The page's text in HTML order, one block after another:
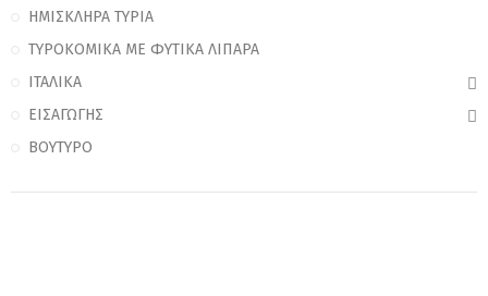
ΗΜΙΣΚΛΗΡΑ ΤΥΡΙΑ
ΤΥΡΟΚΟΜΙΚΑ ΜΕ ΦΥΤΙΚΑ ΛΙΠΑΡΑ
ΙΤΑΛΙKA
ΕΙΣΑΓΩΓΗΣ
ΒΟΥΤΥΡΟ